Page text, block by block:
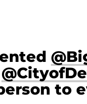
to